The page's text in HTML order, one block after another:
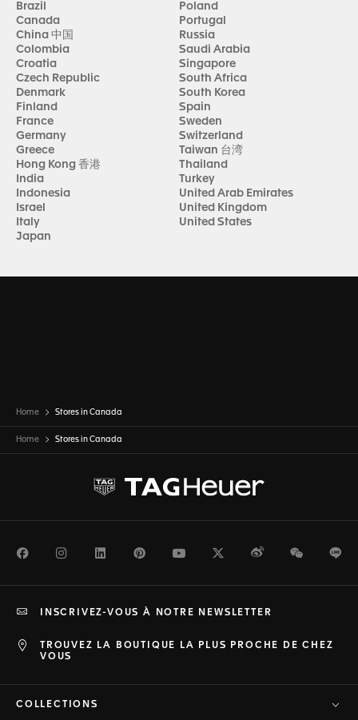
Brazil
Canada
China 中国
Colombia
Croatia
Czech Republic
Denmark
Finland
France
Germany
Greece
Hong Kong 香港
India
Indonesia
Israel
Italy
Japan
Poland
Portugal
Russia
Saudi Arabia
Singapore
South Africa
South Korea
Spain
Sweden
Switzerland
Taiwan 台湾
Thailand
Turkey
United Arab Emirates
United Kingdom
United States
Home Stores in Canada
Home Stores in Canada
FacebookInstagramLinkedInPinterestYoutubeTwitterWeiboWeChat
TROUVEZ LA BOUTIQUE LA PLUS PROCHE DE CHEZ
VOUS
INSCRIVEZ-VOUS À NOTRE NEWSLETTER
COLLECTIONS